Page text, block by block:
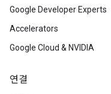
Google Developer Experts
Accelerators
Google Cloud & NVIDIA
연결